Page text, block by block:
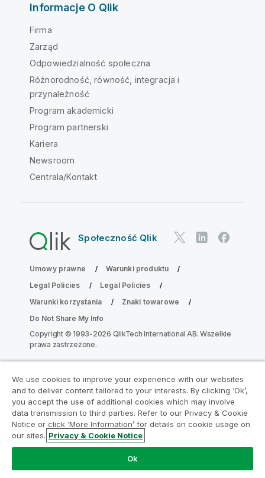
Informacje O Qlik
Firma
Zarząd
Odpowiedzialność społeczna
Różnorodność, równość, integracja i
przynależność
Program akademicki
Program partnerski
Kariera
Newsroom
Centrala/Kontakt
Społeczność Qlik
Umowy prawne
Warunki produktu
Legal Policies
Legal Policies
Warunki korzystania
Znaki towarowe
Do Not Share My Info
Copyright © 1993-2026 QlikTech International AB. Wszelkie
prawa zastrzeżone.
Dołącz do Programu Modernizacji
Analityki
Przeprowadź modernizację bez szkody dla Twoich
cennych aplikacji QlikView za pomocą programu
Analytics Modernization Program.
uzyskać więcej informacji lub skontaktuj się z nami:
We use cookies to improve your experience with our websites
and to deliver content tailored to your interests. By clicking ‘Ok’,
you accept the use of additional cookies which may involve
data transmission to third parties. Refer to our Privacy & Cookie
Notice or click ‘More Information’ for details on cookie usage on
our sites. Privacy & Cookie Notice
Ok